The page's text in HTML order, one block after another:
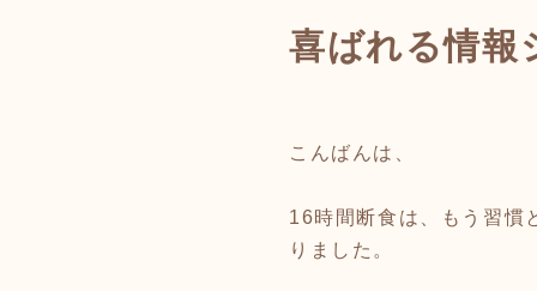
喜ばれる情報
こんばんは、
16時間断食は、もう習慣
りました。